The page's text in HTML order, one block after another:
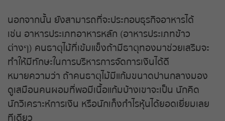
นอกจากนั้น ยังสามารถที่จะประกอบธุรกิจอาหารได้
เช่น อาหารประเภทอาหารหลัก (อาหารประเภทข้าว
ต่างๆ) คนธาตุไม้ที่เข้มแข็งถ้ามีธาตุทองมาช่วยเสริมจะ
ทำให้มีทักษะในการบริหารการจัดการเงินได้ดี
หมายความว่า ถ้าคนธาตุไม้มีแก้มขนาดปานกลางมอง
ดูเสมือนคนผอมที่พอมีเนื้อแก้มบ้างเขาจะเป็น นักคิด
นักวิเคราะห์การเงิน หรือนักเก็งกำไรหุ้นได้ยอดเยี่ยมเลย
ทีเดียว